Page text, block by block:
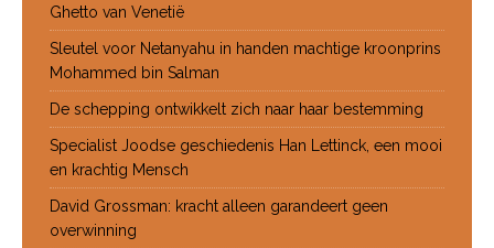
Ghetto van Venetië
Sleutel voor Netanyahu in handen machtige kroonprins
Mohammed bin Salman
De schepping ontwikkelt zich naar haar bestemming
Specialist Joodse geschiedenis Han Lettinck, een mooi
en krachtig Mensch
David Grossman: kracht alleen garandeert geen
overwinning